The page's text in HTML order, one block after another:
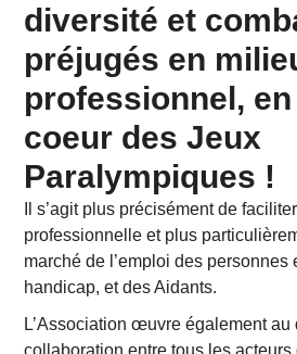
diversité et
préjugés en
professionnel,
coeur des Jeux
Paralympiques !
Il s’agit plus précisément de
professionnelle et plus
marché de l’emploi des personnes
handicap, et des Aidants.
L’Association œuvre également au
collaboration entre tous les acteurs